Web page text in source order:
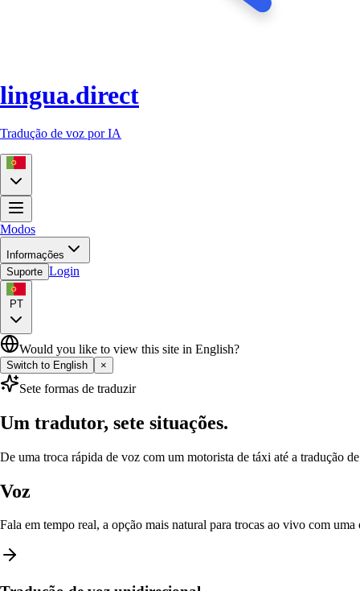
lingua.direct
Tradução de voz por IA
Modos
Informações
Suporte Login
PT
Would you like to view this site in English?
Switch to English ×
Sete formas de traduzir
Um tradutor, sete situações.
De uma troca rápida de voz com um motorista de táxi até a tradução
Voz
Fala em tempo real, a opção mais natural para trocas ao vivo com uma